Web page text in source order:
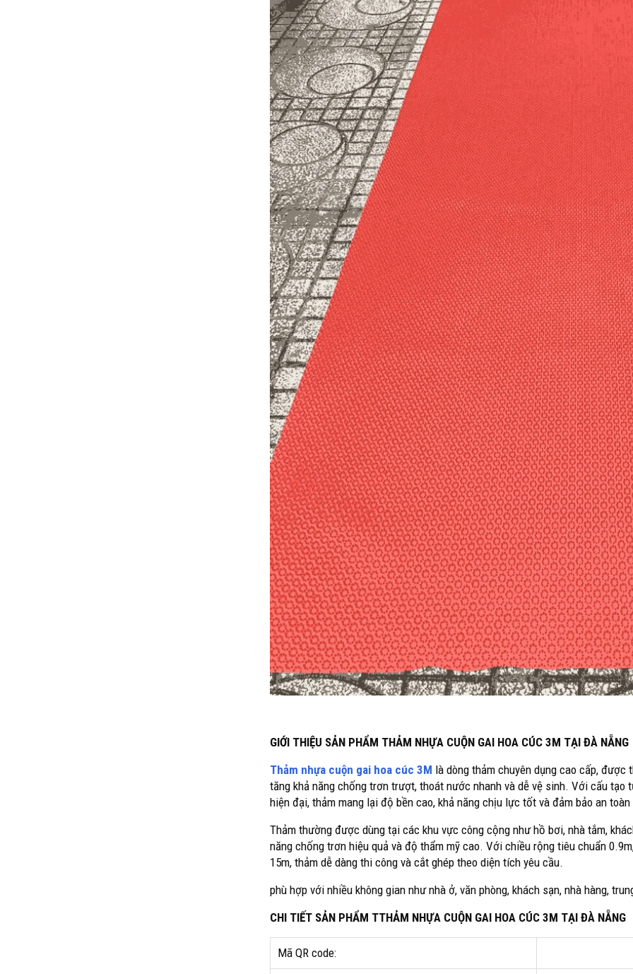
GIỚI THIỆU SẢN PHẨM THẢM NHỰA CUỘN GAI HOA CÚC 3M TẠI ĐÀ NẴNG
Thảm nhựa cuộn gai hoa cúc 3M là dòng thảm chuyên dụng cao cấp,
tăng khả năng chống trơn trượt, thoát nước nhanh và dễ vệ sinh. Với cấu tạo
hiện đại, thảm mang lại độ bền cao, khả năng chịu lực tốt và đảm bảo an
Thảm thường được dùng tại các khu vực công cộng như hồ bơi, nhà tắm,
năng chống trơn hiệu quả và độ thẩm mỹ cao. Với chiều rộng tiêu chuẩn
15m, thảm dễ dàng thi công và cắt ghép theo diện tích yêu cầu.
phù hợp với nhiều không gian như nhà ở, văn phòng, khách sạn, nhà hàng,
CHI TIẾT SẢN PHẨM TTHẢM NHỰA CUỘN GAI HOA CÚC 3M TẠI ĐÀ NẴNG
Mã QR code: